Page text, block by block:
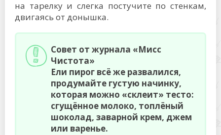
на тарелку и слегка постучите по стенкам,
двигаясь от донышка.
Совет от журнала «Мисс
Чистота»
Ели пирог всё же развалился,
продумайте густую начинку,
которая можно «склеит» тесто:
сгущённое молоко, топлёный
шоколад, заварной крем, джем
или варенье.